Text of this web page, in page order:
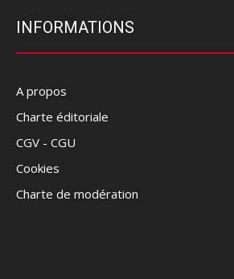
INFORMATIONS
A propos
Charte éditoriale
CGV - CGU
Cookies
Charte de modération